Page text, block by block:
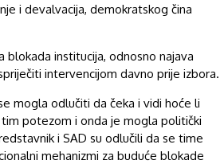
i devalvacija, demokratskog čina
blokada institucija, odnosno najava
intervencijom davno prije izbora.
mogla odlučiti da čeka i vidi hoće li
potezom i onda je mogla politički
i SAD su odlučili da se time
mehanizmi za buduće blokade